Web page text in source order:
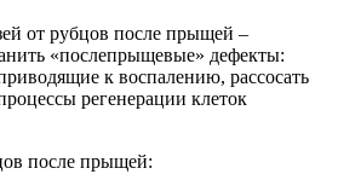
от рубцов после прыщей –
«послепрыщевые» дефекты:
к воспалению, рассосать
регенерации клеток
после прыщей: